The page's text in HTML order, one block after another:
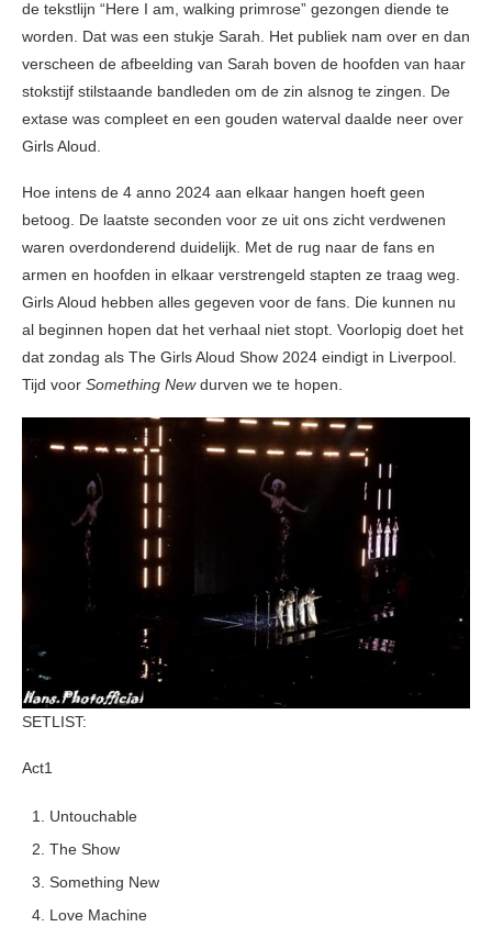
de tekstlijn “Here I am, walking primrose” gezongen diende te
worden. Dat was een stukje Sarah. Het publiek nam over en dan
verscheen de afbeelding van Sarah boven de hoofden van haar
stokstijf stilstaande bandleden om de zin alsnog te zingen. De
extase was compleet en een gouden waterval daalde neer over
Girls Aloud.
Hoe intens de 4 anno 2024 aan elkaar hangen hoeft geen
betoog. De laatste seconden voor ze uit ons zicht verdwenen
waren overdonderend duidelijk. Met de rug naar de fans en
armen en hoofden in elkaar verstrengeld stapten ze traag weg.
Girls Aloud hebben alles gegeven voor de fans. Die kunnen nu
al beginnen hopen dat het verhaal niet stopt. Voorlopig doet het
dat zondag als The Girls Aloud Show 2024 eindigt in Liverpool.
Tijd voor Something Newdurven we te hopen.
SETLIST:
Act1
Untouchable
The Show
Something New
Love Machine